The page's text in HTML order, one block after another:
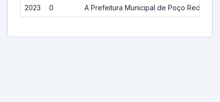
2023 0 A Prefeitura Municipal de Poço